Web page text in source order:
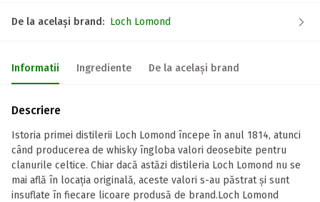
De la același brand: Loch Lomond
Informatii Ingrediente De la același brand
Descriere
Istoria primei distilerii Loch Lomond începe în anul 1814, atunci
când producerea de whisky îngloba valori deosebite pentru
clanurile celtice. Chiar dacă astăzi distileria Loch Lomond nu se
mai află în locația originală, aceste valori s-au păstrat și sunt
insuflate în fiecare licoare produsă de brand.Loch Lomond